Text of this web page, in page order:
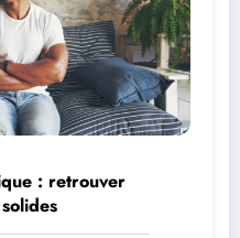
: retrouver